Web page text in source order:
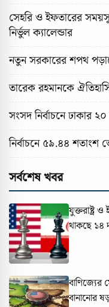
সেহরি ও ইফতারের
নির্ভুল ক্যালেন্ডার
নতুন সরকারের শপথ
তারেক রহমানকে
সংসদ নির্বাচনে ঢাকার
নির্বাচনে ৫৯.৪৪ শতাংশ
সর্বশেষ খবর
যুক্তরাষ্ট্র
থাকছে ১৪
বাণিজ্যের
বানানোর